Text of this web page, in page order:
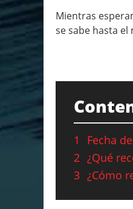
Mientras
se sabe hasta
1
Fecha
2 ¿Qué
3 ¿Cómo